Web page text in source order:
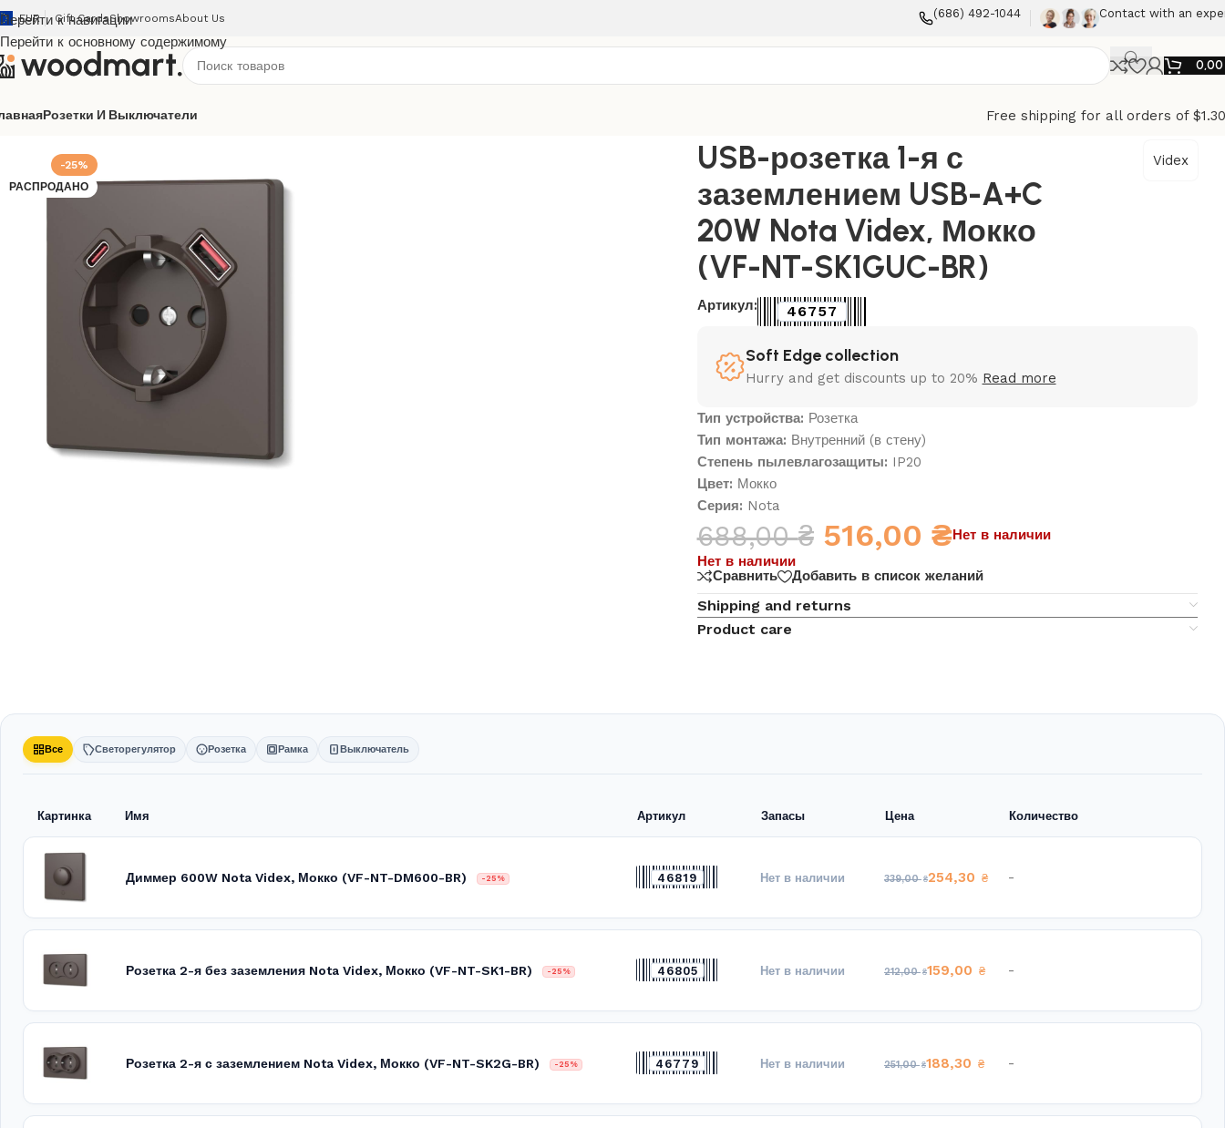
Перейти к навигации
Перейти к основному содержимому
EUR Gift CardsShowroomsAbout Us (686) 492-1044 Contact with an
0,00
Розетки И Выключатели
Free shipping for all orders of
-25%
РАСПРОДАНО
USB-розетка 1-я с
заземлением USB-A+C
20W Nota Videx, Мокко
(VF-NT-SK1GUC-BR)
Videx
Артикул: 46757
Soft Edge collection
Hurry and get discounts up to 20% Read more
Тип устройства: Розетка
Тип монтажа: Внутренний (в стену)
Степень пылевлагозащиты: IP20
Цвет: Мокко
Серия: Nota
688,00₴ 516,00 ₴Нет в наличии
Нет в наличии
Сравнить
Добавить в список желаний
Shipping and returns
Product care
Все Светорегулятор Розетка Рамка Выключатель
Картинка Имя Артикул Запасы Цена Количество
Диммер 600W Nota Videx, Мокко (VF-NT-DM600-BR) -25% 46819 Нет в наличии 339,00₴254,30 ₴ -
Розетка 2-я без заземления Nota Videx, Мокко (VF-NT-SK1-BR) -25% 46805 Нет в наличии 212,00₴159,00 ₴ -
Розетка 2-я с заземлением Nota Videx, Мокко (VF-NT-SK2G-BR) -25% 46779 Нет в наличии 251,00₴188,30 ₴ -